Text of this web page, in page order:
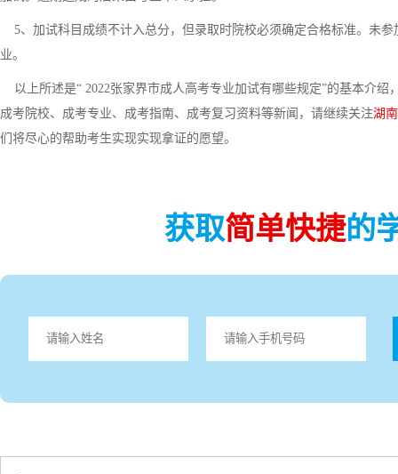
5、加试科目成绩不计入总分，但录取时院校必须确定合格标准。未
业。
以上所述是“ 2022张家界市成人高考专业加试有哪些规定”的基本介
成考院校、成考专业、成考指南、成考复习资料等新闻，请继续关注湖
们将尽心的帮助考生实现实现拿证的愿望。
获取简单快捷的